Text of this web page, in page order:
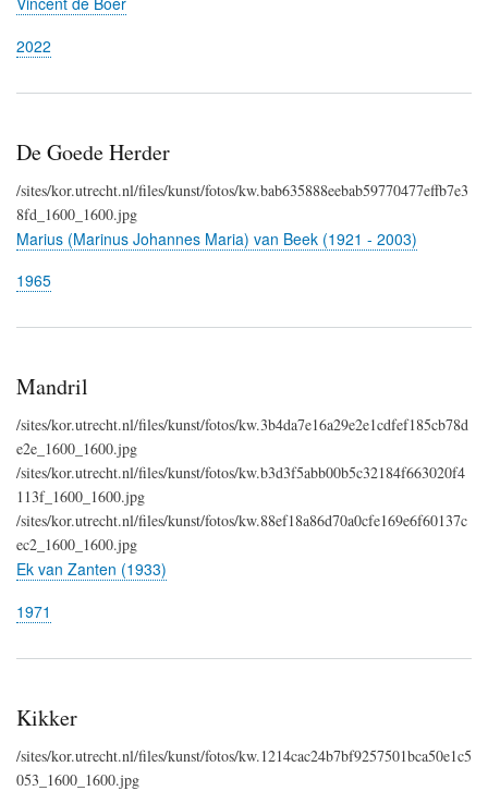
2022
De Goede Herder
/sites/kor.utrecht.nl/files/kunst/fotos/kw.bab635888eebab59770477effb7e3
8fd_1600_1600.jpg
Marius (Marinus Johannes Maria) van Beek (1921 - 2003)
1965
Mandril
/sites/kor.utrecht.nl/files/kunst/fotos/kw.3b4da7e16a29e2e1cdfef185cb78d
e2e_1600_1600.jpg
/sites/kor.utrecht.nl/files/kunst/fotos/kw.b3d3f5abb00b5c32184f663020f4
113f_1600_1600.jpg
/sites/kor.utrecht.nl/files/kunst/fotos/kw.88ef18a86d70a0cfe169e6f60137c
ec2_1600_1600.jpg
Ek van Zanten (1933)
1971
Kikker
/sites/kor.utrecht.nl/files/kunst/fotos/kw.1214cac24b7bf9257501bca50e1c5
053_1600_1600.jpg